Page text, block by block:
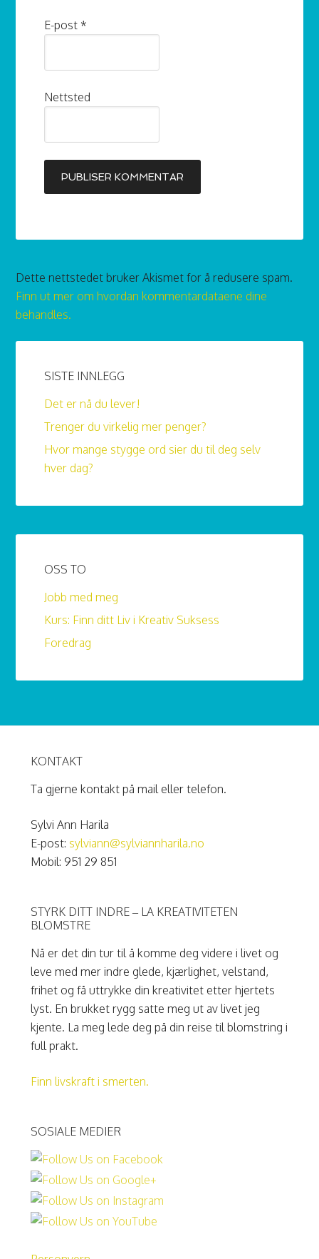
E-post *
Nettsted
Dette nettstedet bruker Akismet for å redusere spam.
Finn ut mer om hvordan kommentardataene dine
behandles.
SISTE INNLEGG
Det er nå du lever!
Trenger du virkelig mer penger?
Hvor mange stygge ord sier du til deg selv
hver dag?
OSS TO
Jobb med meg
Kurs: Finn ditt Liv i Kreativ Suksess
Foredrag
KONTAKT
Ta gjerne kontakt på mail eller telefon.
Sylvi Ann Harila
E-post: sylviann@sylviannharila.no
Mobil: 951 29 851
STYRK DITT INDRE – LA KREATIVITETEN
BLOMSTRE
Nå er det din tur til å komme deg videre i livet og
leve med mer indre glede, kjærlighet, velstand,
frihet og få uttrykke din kreativitet etter hjertets
lyst. En brukket rygg satte meg ut av livet jeg
kjente. La meg lede deg på din reise til blomstring i
full prakt.
Finn livskraft i smerten.
SOSIALE MEDIER